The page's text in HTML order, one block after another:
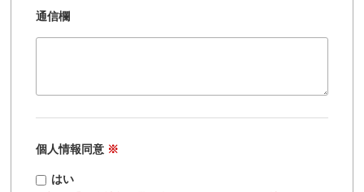
通信欄
個人情報同意 ※
はい